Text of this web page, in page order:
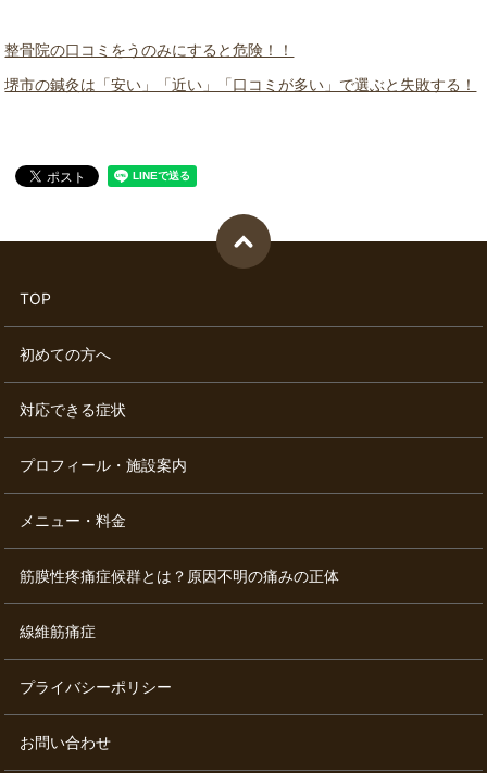
整骨院の口コミをうのみにすると危険！！
堺市の鍼灸は「安い」「近い」「口コミが多い」で選ぶと失敗する！
TOP
初めての方へ
対応できる症状
プロフィール・施設案内
メニュー・料金
筋膜性疼痛症候群とは？原因不明の痛みの正体
線維筋痛症
プライバシーポリシー
お問い合わせ